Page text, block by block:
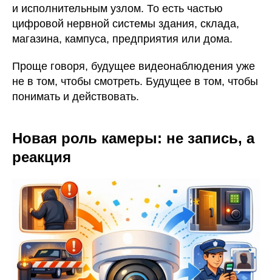
и исполнительным узлом. То есть частью
цифровой нервной системы здания, склада,
магазина, кампуса, предприятия или дома.
Проще говоря, будущее видеонаблюдения уже
не в том, чтобы смотреть. Будущее в том, чтобы
понимать и действовать.
Новая роль камеры: не запись, а
реакция